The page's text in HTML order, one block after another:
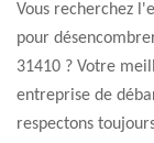
Vous recherchez
pour
31410 ? Votre
entreprise de
respectons